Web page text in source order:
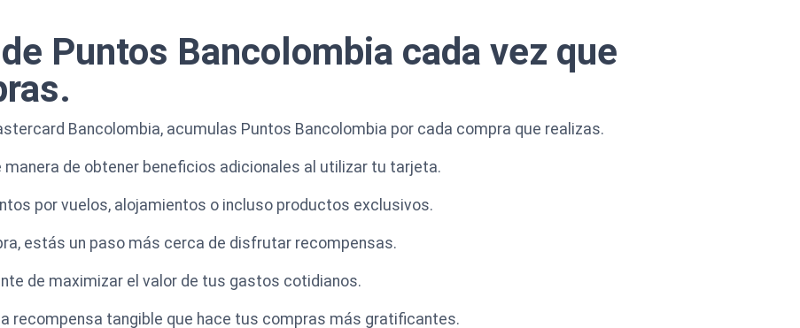
Puntos Bancolombia cada vez que
Bancolombia, acumulas Puntos Bancolombia por cada compra que realizas.
de obtener beneficios adicionales al utilizar tu tarjeta.
por vuelos, alojamientos o incluso productos exclusivos.
estás un paso más cerca de disfrutar recompensas.
de maximizar el valor de tus gastos cotidianos.
recompensa tangible que hace tus compras más gratificantes.